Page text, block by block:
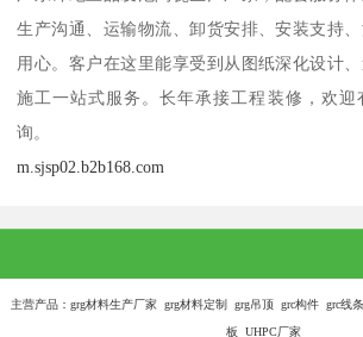
生产沟通、运输物流、卸货安排、安装支持
用心。客户在这里能享受到从图纸深化设计
施工一站式服务。长年承接工程装修，欢迎
询。
m.sjsp02.b2b168.com
主营产品：grg材料生产厂家 grg材料定制 grg吊顶 grc构件 grc线
板 UHPC厂家